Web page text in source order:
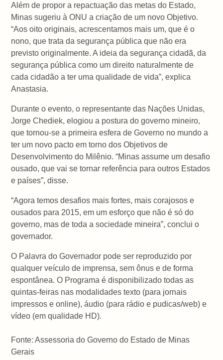
Além de propor a repactuação das metas do Estado,
Minas sugeriu à ONU a criação de um novo Objetivo.
“Aos oito originais, acrescentamos mais um, que é o
nono, que trata da segurança pública que não era
previsto originalmente. A ideia da segurança cidadã, da
segurança pública como um direito naturalmente de
cada cidadão a ter uma qualidade de vida”, explica
Anastasia.
Durante o evento, o representante das Nações Unidas,
Jorge Chediek, elogiou a postura do governo mineiro,
que tornou-se a primeira esfera de Governo no mundo a
ter um novo pacto em torno dos Objetivos de
Desenvolvimento do Milênio. “Minas assume um desafio
ousado, que vai se tornar referência para outros Estados
e países”, disse.
“Agora temos desafios mais fortes, mais corajosos e
ousados para 2015, em um esforço que não é só do
governo, mas de toda a sociedade mineira”, conclui o
governador.
O Palavra do Governador pode ser reproduzido por
qualquer veículo de imprensa, sem ônus e de forma
espontânea. O Programa é disponibilizado todas as
quintas-feiras nas modalidades texto (para jornais
impressos e online), áudio (para rádio e pudicas/web) e
vídeo (em qualidade HD).
Fonte: Assessoria do Governo do Estado de Minas
Gerais